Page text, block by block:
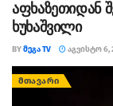
აფხაზეთიდან
ხუხაშვილი
BYᲛᲔᲒᲐ TV ᲐᲒᲕᲘᲡᲢᲝ 6,
ᲛᲗᲐᲕᲐᲠᲘ